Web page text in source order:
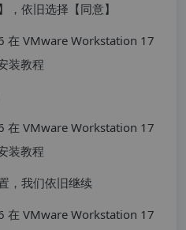
，依旧选择【同意】
，我们依旧继续